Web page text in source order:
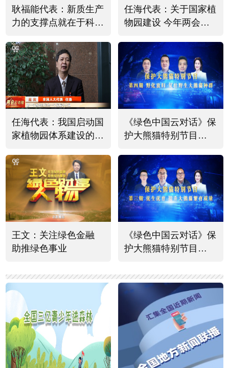
耿福能代表：新质生产
力的支撑点就在于科技
任海代表：关于国家植
物园建设 今年两会提
任海代表：我国启动国
家植物园体系建设的意
《绿色中国云对话》保
护大熊猫特别节目
王文：关注绿色金融
助推绿色事业
《绿色中国云对话》保
护大熊猫特别节目